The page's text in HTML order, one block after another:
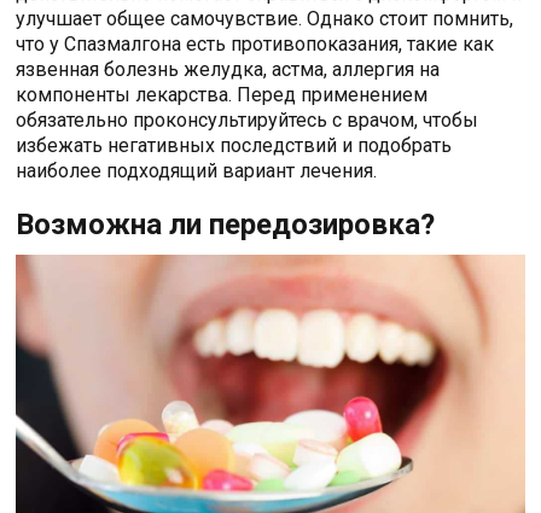
улучшает общее самочувствие. Однако стоит помнить,
что у Спазмалгона есть противопоказания, такие как
язвенная болезнь желудка, астма, аллергия на
компоненты лекарства. Перед применением
обязательно проконсультируйтесь с врачом, чтобы
избежать негативных последствий и подобрать
наиболее подходящий вариант лечения.
Возможна ли передозировка?